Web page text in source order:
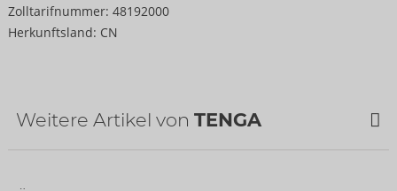
Zolltarifnummer: 48192000
Herkunftsland: CN
Weitere Artikel von TENGA